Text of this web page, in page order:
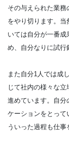
その与えられた業
をやり切ります。
いては自分が一番
め、自分なりに試行
また自分1人では成
じて社内の様々な
進めています。自分
ケーションをとって
ういった過程も仕事